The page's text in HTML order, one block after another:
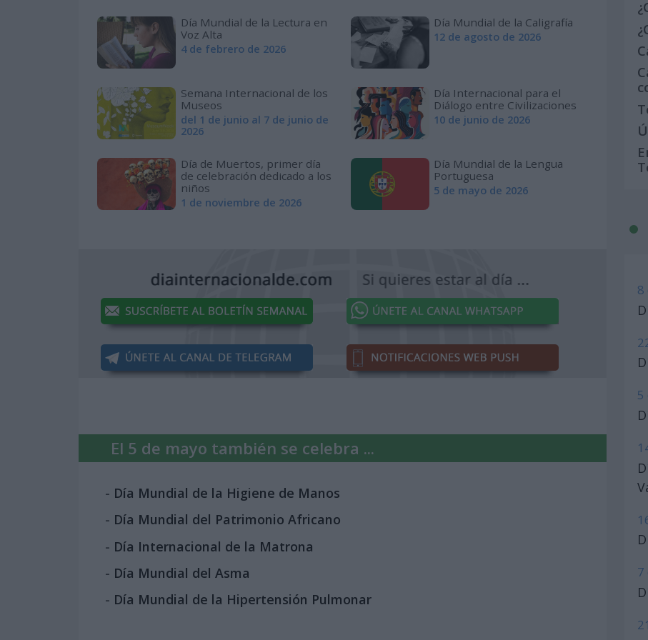
Día Mundial de la Lectura en
Voz Alta
4 de febrero de 2026
Día Mundial de la Caligrafía
12 de agosto de 2026
Semana Internacional de los
Museos
del 1 de junio al 7 de junio de
2026
Día Internacional para el
Diálogo entre Civilizaciones
10 de junio de 2026
Día de Muertos, primer día
de celebración dedicado a los
niños
1 de noviembre de 2026
Día Mundial de la Lengua
Portuguesa
5 de mayo de 2026
El 5 de mayo también se celebra ...
- Día Mundial de la Higiene de Manos
- Día Mundial del Patrimonio Africano
- Día Internacional de la Matrona
- Día Mundial del Asma
- Día Mundial de la Hipertensión Pulmonar
8
5
7